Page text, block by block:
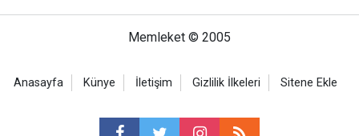
Memleket © 2005
Anasayfa Künye İletişim Gizlilik İlkeleri Sitene Ekle